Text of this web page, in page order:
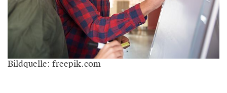
Bildquelle: freepik.com